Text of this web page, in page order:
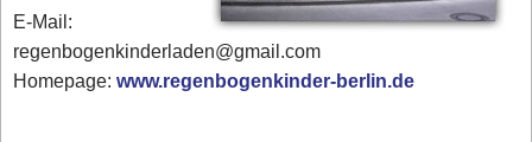
E-Mail:
regenbogenkinderladen@gmail.com
Homepage:www.regenbogenkinder-berlin.de